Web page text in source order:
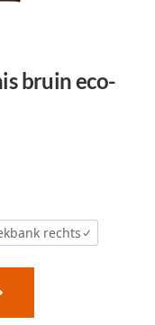
bruin eco-
rechts